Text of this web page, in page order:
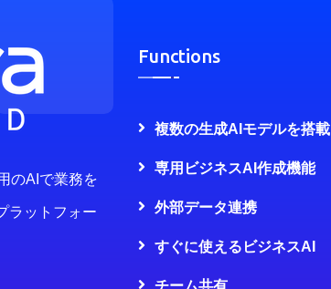
のAIで業務を
ラットフォー
Functions
複数の生成AIモデルを搭載
専用ビジネスAI作成機能
外部データ連携
すぐに使えるビジネスAI
チーム共有